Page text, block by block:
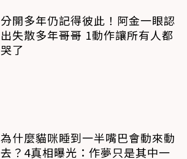
分開多年仍記得彼此！阿金一眼認
出失散多年哥哥 1動作讓所有人都
哭了
為什麼貓咪睡到一半嘴巴會動來動
去？4真相曝光：作夢只是其中一